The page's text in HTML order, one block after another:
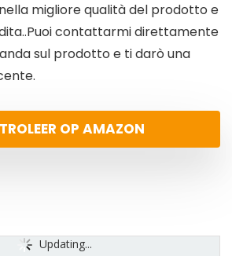
migliore qualità del prodotto e
contattarmi direttamente
sul prodotto e ti darò una
OP AMAZON
Updating...